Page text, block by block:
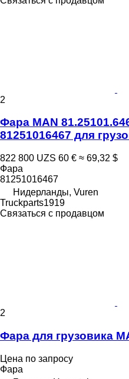
2
Фара MAN
81251016467 для
822 800 UZS 60 € ≈ 69,32 $
Фара
81251016467
Нидерланды, Vuren
Truckparts1919
Связаться с продавцом
2
Фара для грузовика
Цена по запросу
Фара